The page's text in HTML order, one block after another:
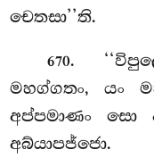
චෙතසා’’ති.
670.
මහග්ගතං, යං
අප්පමාණං
අබ්යාපජ්ජො.